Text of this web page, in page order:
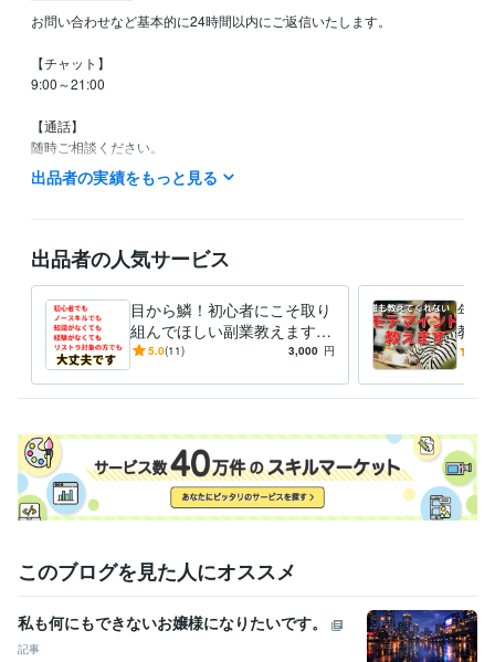
お問い合わせなど基本的に24時間以内にご返信いたします。
【チャット】
9:00～21:00
【通話】
随時ご相談ください。
得意分野
集客・マーケティング相談
集客からリピーター獲得までの導線構築
出品者の実績をもっと見る
出品者の人気サービス
目から鱗！初心者にこそ取り
組んでほしい副業教えます
最初頑張ればOK！一度構築
す
5.0(11) 3,000 円
年下
教え
でも
このブログを見た人にオススメ
私も何にもできないお嬢様になりたいです。
記事